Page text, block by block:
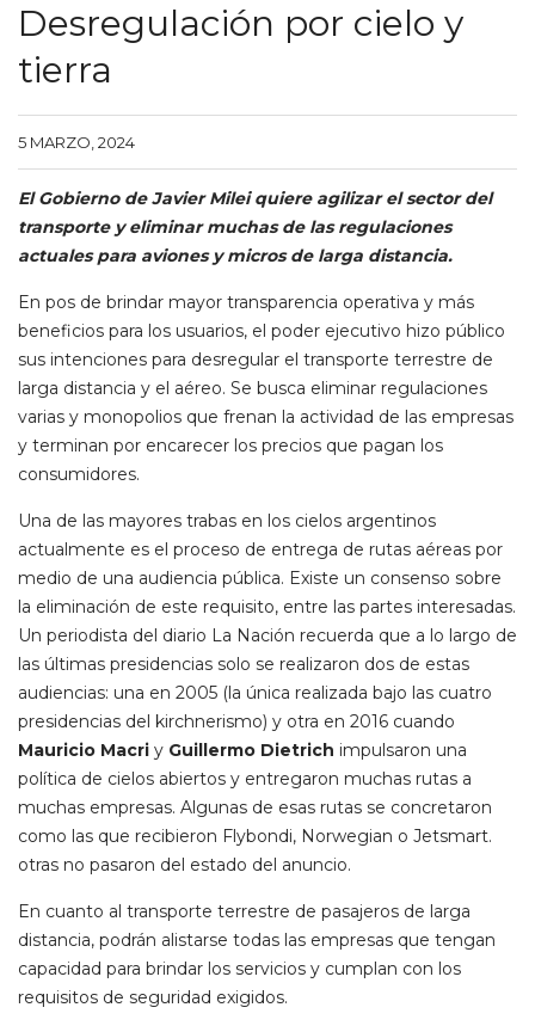
Desregulación por cielo y
tierra
5 MARZO, 2024
El Gobierno de Javier Milei quiere agilizar el sector del
transporte y eliminar muchas de las regulaciones
actuales para aviones y micros de larga distancia.
En pos de brindar mayor transparencia operativa y más
beneficios para los usuarios, el poder ejecutivo hizo público
sus intenciones para desregular el transporte terrestre de
larga distancia y el aéreo. Se busca eliminar regulaciones
varias y monopolios que frenan la actividad de las empresas
y terminan por encarecer los precios que pagan los
consumidores.
Una de las mayores trabas en los cielos argentinos
actualmente es el proceso de entrega de rutas aéreas por
medio de una audiencia pública. Existe un consenso sobre
la eliminación de este requisito, entre las partes interesadas.
Un periodista del diario La Nación recuerda que a lo largo de
las últimas presidencias solo se realizaron dos de estas
audiencias: una en 2005 (la única realizada bajo las cuatro
presidencias del kirchnerismo) y otra en 2016 cuando
Mauricio Macri y Guillermo Dietrich impulsaron una
política de cielos abiertos y entregaron muchas rutas a
muchas empresas. Algunas de esas rutas se concretaron
como las que recibieron Flybondi, Norwegian o Jetsmart.
otras no pasaron del estado del anuncio.
En cuanto al transporte terrestre de pasajeros de larga
distancia, podrán alistarse todas las empresas que tengan
capacidad para brindar los servicios y cumplan con los
requisitos de seguridad exigidos.